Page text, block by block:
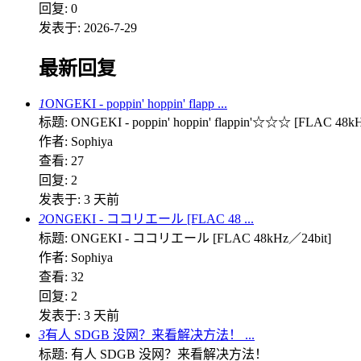
回复: 0
发表于: 2026-7-29
最新回复
1ONGEKI - poppin' hoppin' flapp ...
标题: ONGEKI - poppin' hoppin' flappin'☆☆☆ [FLAC
作者: Sophiya
查看: 27
回复: 2
发表于: 3 天前
2ONGEKI - ココリエール [FLAC 48 ...
标题: ONGEKI - ココリエール [FLAC 48kHz／24bit]
作者: Sophiya
查看: 32
回复: 2
发表于: 3 天前
3有人 SDGB 没网？来看解决方法！ ...
标题: 有人 SDGB 没网？来看解决方法！